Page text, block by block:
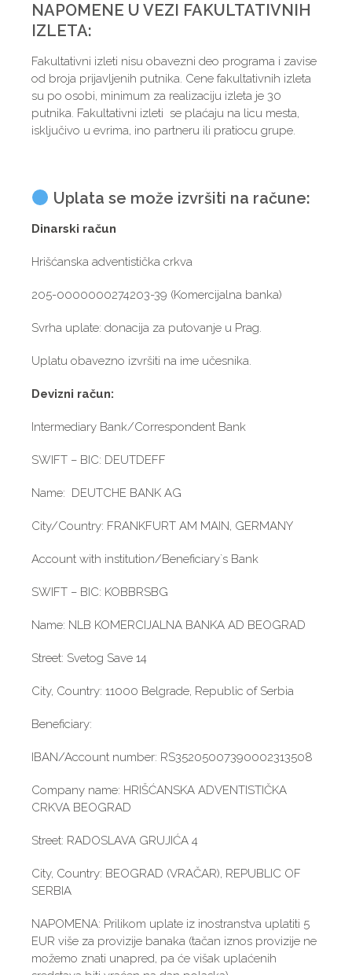
NAPOMENE U VEZI FAKULTATIVNIH
IZLETA:
Fakultativni izleti nisu obavezni deo programa i zavise
od broja prijavljenih putnika. Cene fakultativnih izleta
su po osobi, minimum za realizaciju izleta je 30
putnika. Fakultativni izleti se plaćaju na licu mesta,
isključivo u evrima, ino partneru ili pratiocu grupe.
Uplata se može izvršiti na račune:
Dinarski račun
Hrišćanska adventistička crkva
205-0000000274203-39 (Komercijalna banka)
Svrha uplate: donacija za putovanje u Prag.
Uplatu obavezno izvršiti na ime učesnika.
Devizni račun:
Intermediary Bank/Correspondent Bank
SWIFT – BIC: DEUTDEFF
Name: DEUTCHE BANK AG
City/Country: FRANKFURT AM MAIN, GERMANY
Account with institution/Beneficiary`s Bank
SWIFT – BIC: KOBBRSBG
Name: NLB KOMERCIJALNA BANKA AD BEOGRAD
Street: Svetog Save 14
City, Country: 11000 Belgrade, Republic of Serbia
Beneficiary:
IBAN/Account number: RS35205007390002313508
Company name: HRIŠĆANSKA ADVENTISTIČKA
CRKVA BEOGRAD
Street: RADOSLAVA GRUJIĆA 4
City, Country: BEOGRAD (VRAČAR), REPUBLIC OF
SERBIA
NAPOMENA: Prilikom uplate iz inostranstva uplatiti 5
EUR više za provizije banaka (tačan iznos provizije ne
možemo znati unapred, pa će višak uplaćenih